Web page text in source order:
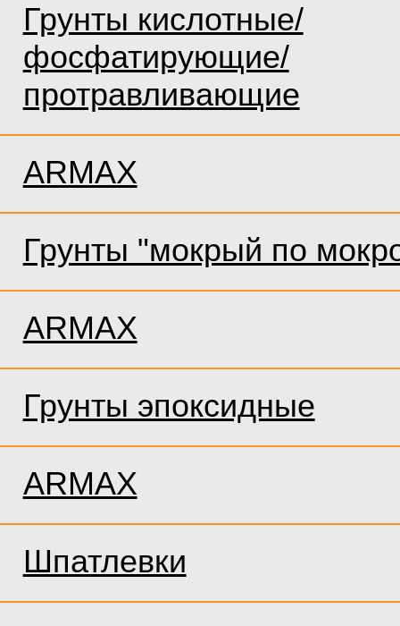
Грунты кислотные/
фосфатирующие/
протравливающие
ARMAX
Грунты "мокрый по
ARMAX
Грунты эпоксидные
ARMAX
Шпатлевки